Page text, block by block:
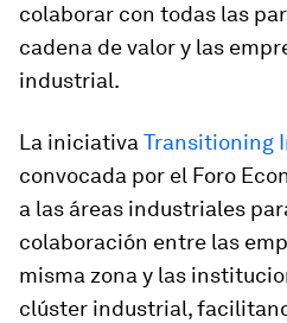
colaborar con todas las
cadena de valor y las
industrial.
La iniciativaTransitioning
convocada por el Foro
a las áreas industriales
colaboración entre las
misma zona y las
clúster industrial,